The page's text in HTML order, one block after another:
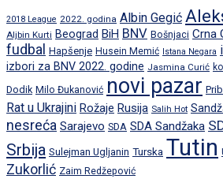
2018 League 2022. godina Albin Gegić
Aljbin Kurti Beograd BiH BNV Bošnjaci Crna
fudbal Hapšenje Husein Memić Istana Negara
izbori za BNV 2022. godine Jasmina Curić
Dodik Milo Đukanović novi pazar
Rat u Ukrajini Rožaje Rusija Salih Hot
nesreća Sarajevo SDA SDA Sandžaka
Srbija Sulejman Ugljanin Turska Tutin
Zukorlić Zaim Redžepović